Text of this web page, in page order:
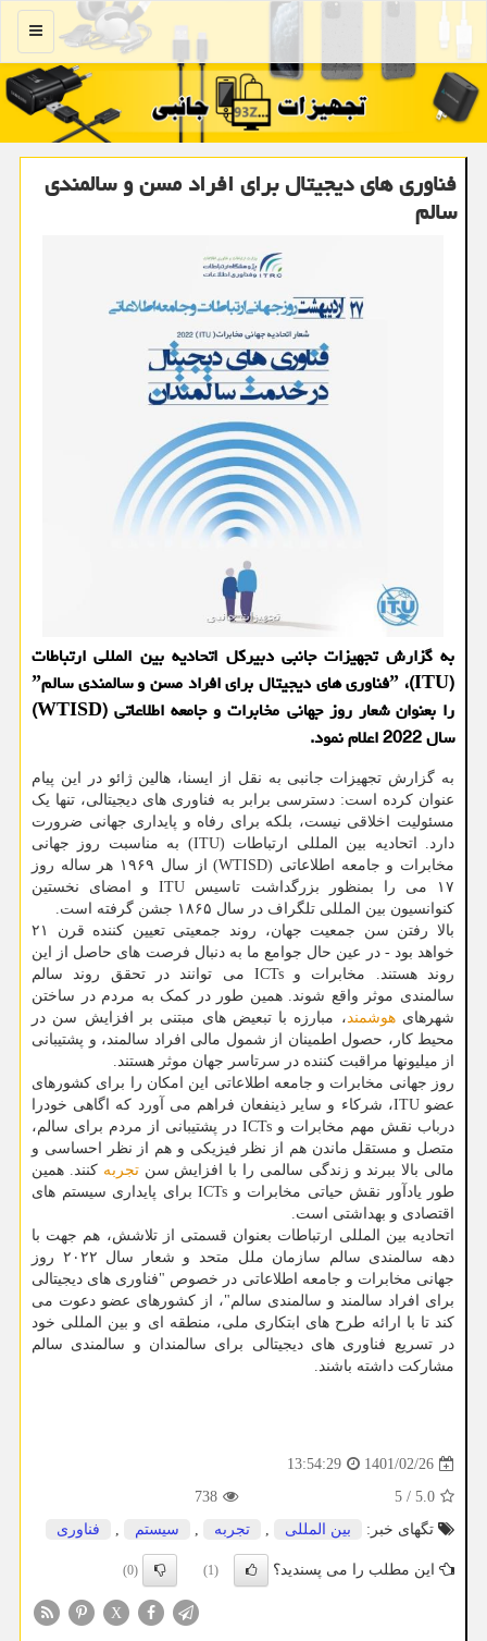
منو
فناوری های دیجیتال برای افراد مسن و سالمندی
سالم
به گزارش تجهیزات جانبی دبیرکل اتحادیه بین المللی ارتباطات
(ITU)، ˮفناوری های دیجیتال برای افراد مسن و سالمندی سالمˮ
را بعنوان شعار روز جهانی مخابرات و جامعه اطلاعاتی (WTISD)
سال 2022 اعلام نمود.
به گزارش تجهیزات جانبی به نقل از ایسنا، هالین ژائو در این پیام
عنوان کرده است: دسترسی برابر به فناوری های دیجیتالی، تنها یک
مسئولیت اخلاقی نیست، بلکه برای رفاه و پایداری جهانی ضرورت
دارد. اتحادیه بین المللی ارتباطات (ITU) به مناسبت روز جهانی
مخابرات و جامعه اطلاعاتی (WTISD) از سال ۱۹۶۹ هر ساله روز
۱۷ می را بمنظور بزرگداشت تاسیس ITU و امضای نخستین
کنوانسیون بین المللی تلگراف در سال ۱۸۶۵ جشن گرفته است.
بالا رفتن سن جمعیت جهان، روند جمعیتی تعیین کننده قرن ۲۱
خواهد بود - در عین حال جوامع ما به دنبال فرصت های حاصل از این
روند هستند. مخابرات و ICTs می توانند در تحقق روند سالم
سالمندی موثر واقع شوند. همین طور در کمک به مردم در ساختن
شهرهایهوشمند ، مبارزه با تبعیض های مبتنی بر افزایش سن در
محیط کار، حصول اطمینان از شمول مالی افراد سالمند، و پشتیبانی
از میلیونها مراقبت کننده در سرتاسر جهان موثر هستند.
روز جهانی مخابرات و جامعه اطلاعاتی این امکان را برای کشورهای
عضو ITU، شرکاء و سایر ذینفعان فراهم می آورد که اگاهی خودرا
درباب نقش مهم مخابرات و ICTs در پشتیبانی از مردم برای سالم،
متصل و مستقل ماندن هم از نظر فیزیکی و هم از نظر احساسی و
مالی بالا ببرند و زندگی سالمی را با افزایش سنتجربه کنند. همین
طور یادآور نقش حیاتی مخابرات و ICTs برای پایداری سیستم های
اقتصادی و بهداشتی است.
اتحادیه بین المللی ارتباطات بعنوان قسمتی از تلاشش، هم جهت با
دهه سالمندی سالم سازمان ملل متحد و شعار سال ۲۰۲۲ روز
جهانی مخابرات و جامعه اطلاعاتی در خصوص "فناوری های دیجیتالی
برای افراد سالمند و سالمندی سالم"، از کشورهای عضو دعوت می
کند تا با ارائه طرح های ابتکاری ملی، منطقه ای و بین المللی خود
در تسریع فناوری های دیجیتالی برای سالمندان و سالمندی سالم
مشارکت داشته باشند.
1401/02/26
13:54:29
5.0
/
5
738
تگهای خبر:
بین المللی , تجربه , سیستم , فناوری
این مطلب را می پسندید؟ (1)
(0)
X